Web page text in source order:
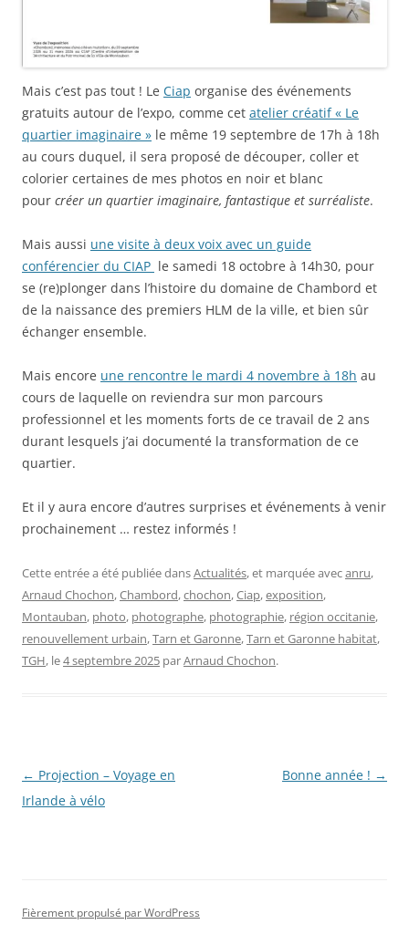
Mais c’est pas tout ! Le Ciap organise des événements
gratuits autour de l’expo, comme cet atelier créatif « Le
quartier imaginaire » le même 19 septembre de 17h à 18h
au cours duquel, il sera proposé de découper, coller et
colorier certaines de mes photos en noir et blanc
pour créer un quartier imaginaire, fantastique et surréaliste.
Mais aussi une visite à deux voix avec un guide
conférencier du CIAP le samedi 18 octobre à 14h30, pour
se (re)plonger dans l’histoire du domaine de Chambord et
de la naissance des premiers HLM de la ville, et bien sûr
échanger ensemble.
Mais encore une rencontre le mardi 4 novembre à 18h au
cours de laquelle on reviendra sur mon parcours
professionnel et les moments forts de ce travail de 2 ans
durant lesquels j’ai documenté la transformation de ce
quartier.
Et il y aura encore d’autres surprises et événements à venir
prochainement … restez informés !
Cette entrée a été publiée dansActualités, et marquée avecanru,
Arnaud Chochon,Chambord,chochon,Ciap,exposition,
Montauban, photo, photographe, photographie, région occitanie,
renouvellement urbain,Tarn et Garonne,Tarn et Garonne habitat,
TGH, le4 septembre 2025 parArnaud Chochon.
Navigation
des
← Projection – Voyage en
Irlande à vélo
Bonne année ! →
Fièrement propulsé par WordPress